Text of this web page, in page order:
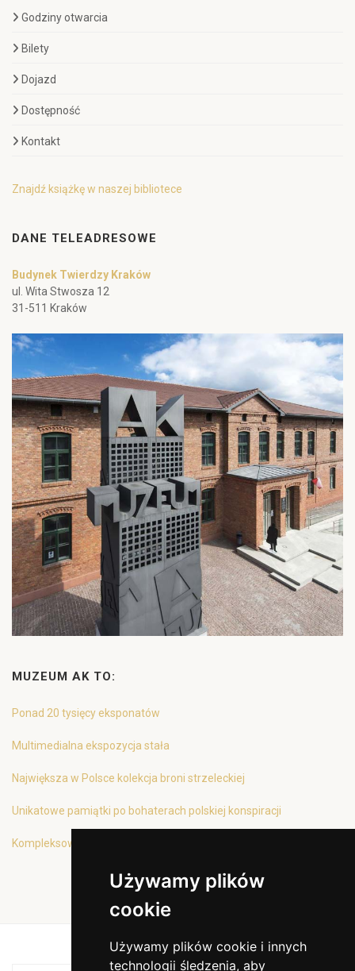
Używamy plików
cookie
Używamy plików cookie i innych
technologii śledzenia, aby
Godziny otwarcia
Bilety
Dojazd
Dostępność
Kontakt
Znajdź książkę w naszej bibliotece
DANE TELEADRESOWE
Budynek Twierdzy Kraków
ul. Wita Stwosza 12
31-511 Kraków
MUZEUM AK TO:
Ponad 20 tysięcy eksponatów
Multimedialna ekspozycja stała
Największa w Polsce kolekcja broni strzeleckiej
Unikatowe pamiątki po bohaterach polskiej konspiracji
Kompleksowa oferta edukacyjna